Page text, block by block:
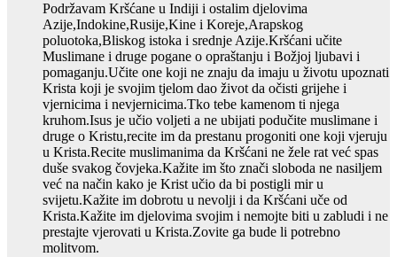
Podržavam Kršćane u Indiji i ostalim djelovima
Azije,Indokine,Rusije,Kine i Koreje,Arapskog
poluotoka,Bliskog istoka i srednje Azije.Kršćani učite
Muslimane i druge pogane o opraštanju i Božjoj ljubavi i
pomaganju.Učite one koji ne znaju da imaju u životu upoznati
Krista koji je svojim tjelom dao život da očisti grijehe i
vjernicima i nevjernicima.Tko tebe kamenom ti njega
kruhom.Isus je učio voljeti a ne ubijati podučite muslimane i
druge o Kristu,recite im da prestanu progoniti one koji vjeruju
u Krista.Recite muslimanima da Kršćani ne žele rat već spas
duše svakog čovjeka.Kažite im što znači sloboda ne nasiljem
već na način kako je Krist učio da bi postigli mir u
svijetu.Kažite im dobrotu u nevolji i da Kršćani uče od
Krista.Kažite im djelovima svojim i nemojte biti u zabludi i ne
prestajte vjerovati u Krista.Zovite ga bude li potrebno
molitvom.